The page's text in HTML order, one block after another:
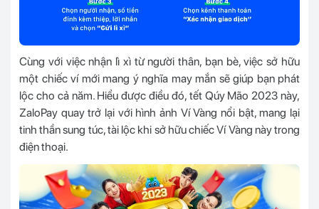
Cùng với việc nhận lì xì từ người thân, bạn bè, việc sở hữu
một chiếc ví mới mang ý nghĩa may mắn sẽ giúp bạn phát
lộc cho cả năm. Hiểu được điều đó, tết Qúy Mão 2023 này,
ZaloPay quay trở lại với hình ảnh Ví Vàng nổi bật, mang lại
tinh thần sung túc, tài lộc khi sở hữu chiếc Ví Vàng này trong
điện thoại.